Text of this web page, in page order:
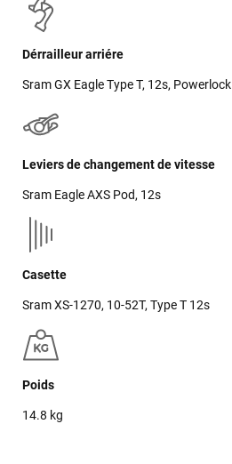
Dérrailleur arriére
Sram GX Eagle Type T, 12s, Powerlock
Leviers de changement de vitesse
Sram Eagle AXS Pod, 12s
Casette
Sram XS-1270, 10-52T, Type T 12s
Poids
14.8 kg